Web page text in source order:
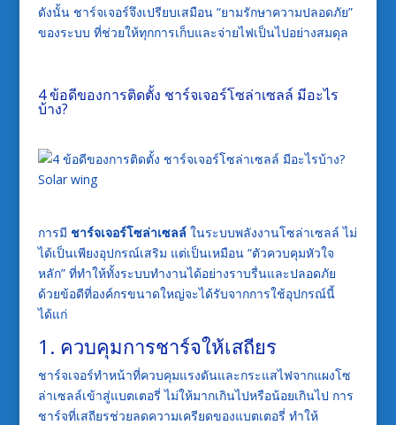
ดังนั้น ชาร์จเจอร์จึงเปรียบเสมือน “ยามรักษาความปลอดภัย”
ของระบบ ที่ช่วยให้ทุกการเก็บและจ่ายไฟเป็นไปอย่างสมดุล
4 ข้อดีของการติดตั้ง ชาร์จเจอร์โซล่าเซลล์ มีอะไร
บ้าง?
การมี ชาร์จเจอร์โซล่าเซลล์ในระบบพลังงานโซล่าเซลล์ ไม่
ได้เป็นเพียงอุปกรณ์เสริม แต่เป็นเหมือน “ตัวควบคุมหัวใจ
หลัก” ที่ทำให้ทั้งระบบทำงานได้อย่างราบรื่นและปลอดภัย
ด้วยข้อดีที่องค์กรขนาดใหญ่จะได้รับจากการใช้อุปกรณ์นี้
ได้แก่
1. ควบคุมการชาร์จให้เสถียร
ชาร์จเจอร์ทำหน้าที่ควบคุมแรงดันและกระแสไฟจากแผงโซ
ล่าเซลล์เข้าสู่แบตเตอรี่ ไม่ให้มากเกินไปหรือน้อยเกินไป การ
ชาร์จที่เสถียรช่วยลดความเครียดของแบตเตอรี่ ทำให้